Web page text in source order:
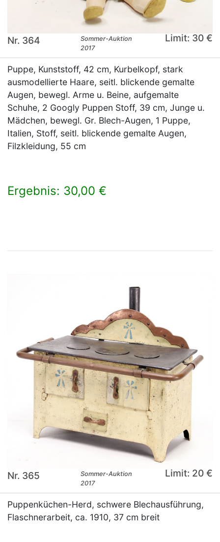
Nr. 364
Sommer-Auktion
2017
Limit: 30 €
Puppe, Kunststoff, 42 cm, Kurbelkopf, stark
ausmodellierte Haare, seitl. blickende gemalte
Augen, bewegl. Arme u. Beine, aufgemalte
Schuhe, 2 Googly Puppen Stoff, 39 cm, Junge u.
Mädchen, bewegl. Gr. Blech-Augen, 1 Puppe,
Italien, Stoff, seitl. blickende gemalte Augen,
Filzkleidung, 55 cm
Ergebnis: 30,00 €
Nr. 365
Sommer-Auktion
2017
Limit: 20 €
Puppenküchen-Herd, schwere Blechausführung,
Flaschnerarbeit, ca. 1910, 37 cm breit